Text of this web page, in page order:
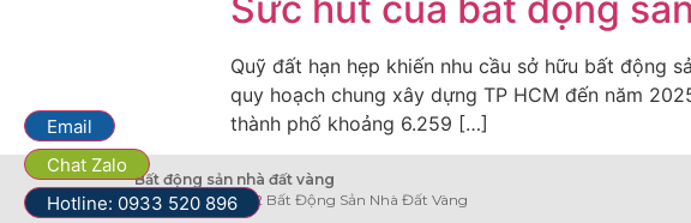
Quỹ đất hạn hẹp khiến nhu cầu sở hữu bất động
quy hoạch chung xây dựng TP HCM đến năm
thành phố khoảng 6.259 […]
Bất động sản nhà đất vàng
Copyright © 2022 Bất Động Sản Nhà Đất Vàng
Email
Chat Zalo
Hotline: 0933 520 896